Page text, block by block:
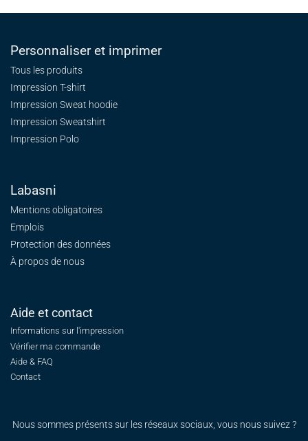
Personnaliser et imprimer
Tous les produits
Impression T-shirt
Impression Sweat hoodie
Impression Sweatshirt
Impression Polo
Labasni
Mentions obligatoires
Emplois
Protection des données
À propos de nous
Aide et contact
Informations sur l'impression
Vérifier ma commande
Aide & FAQ
Contact
Nous sommes présents sur les réseaux sociaux, vous nous suivez ?